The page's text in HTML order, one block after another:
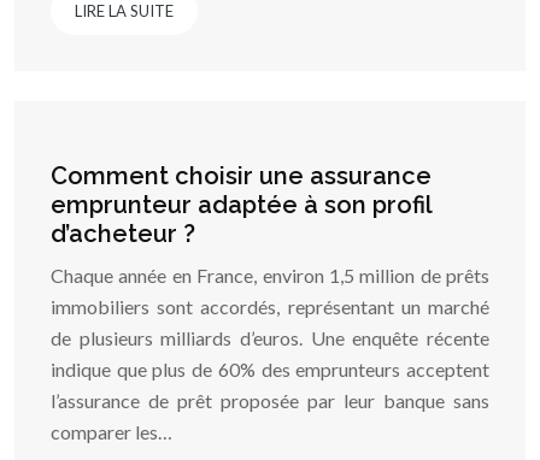
LIRE LA SUITE
Comment choisir une assurance
emprunteur adaptée à son profil
d’acheteur ?
Chaque année en France, environ 1,5 million de prêts
immobiliers sont accordés, représentant un marché
de plusieurs milliards d’euros. Une enquête récente
indique que plus de 60% des emprunteurs acceptent
l’assurance de prêt proposée par leur banque sans
comparer les…